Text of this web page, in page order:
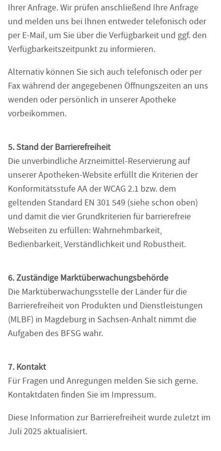
Ihrer Anfrage. Wir prüfen anschließend Ihre Anfrage
und melden uns bei Ihnen entweder telefonisch oder
per E-Mail, um Sie über die Verfügbarkeit und ggf. den
Verfügbarkeitszeitpunkt zu informieren.
Alternativ können Sie sich auch telefonisch oder per
Fax während der angegebenen Öffnungszeiten an uns
wenden oder persönlich in unserer Apotheke
vorbeikommen.
5. Stand der Barrierefreiheit
Die unverbindliche Arzneimittel-Reservierung auf
unserer Apotheken-Website erfüllt die Kriterien der
Konformitätsstufe AA der WCAG 2.1 bzw. dem
geltenden Standard EN 301 549 (siehe schon oben)
und damit die vier Grundkriterien für barrierefreie
Webseiten zu erfüllen: Wahrnehmbarkeit,
Bedienbarkeit, Verständlichkeit und Robustheit.
6. Zuständige Marktüberwachungsbehörde
Die Marktüberwachungsstelle der Länder für die
Barrierefreiheit von Produkten und Dienstleistungen
(MLBF) in Magdeburg in Sachsen-Anhalt nimmt die
Aufgaben des BFSG wahr.
7. Kontakt
Für Fragen und Anregungen melden Sie sich gerne.
Kontaktdaten finden Sie im Impressum.
Diese Information zur Barrierefreiheit wurde zuletzt im
Juli 2025 aktualisiert.